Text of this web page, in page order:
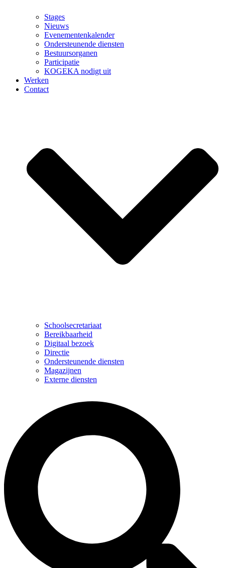
Stages
Nieuws
Evenementenkalender
Ondersteunende diensten
Bestuursorganen
Participatie
KOGEKA nodigt uit
Werken
Contact
Schoolsecretariaat
Bereikbaarheid
Digitaal bezoek
Directie
Ondersteunende diensten
Magazijnen
Externe diensten